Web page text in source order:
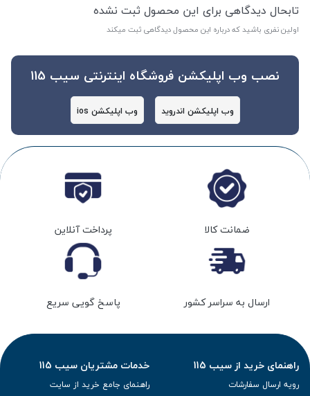
تابحال دیدگاهی برای این محصول ثبت نشده
اولین نفری باشید که درباره این محصول دیدگاهی ثبت میکند
نصب وب اپلیکشن فروشگاه اینترنتی سیب 115
وب اپلیکشن اندروید وب اپلیکشن ios
ضمانت کالا پرداخت آنلاین
ارسال به سراسر کشور پاسخ گویی سریع
راهنمای خرید از سیب 115
رویه ارسال سفارشات
خدمات مشتریان سیب 115
راهنمای جامع خرید از سایت